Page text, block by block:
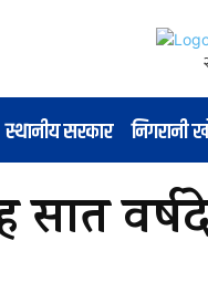
स्थानीय सरकार निगरानी